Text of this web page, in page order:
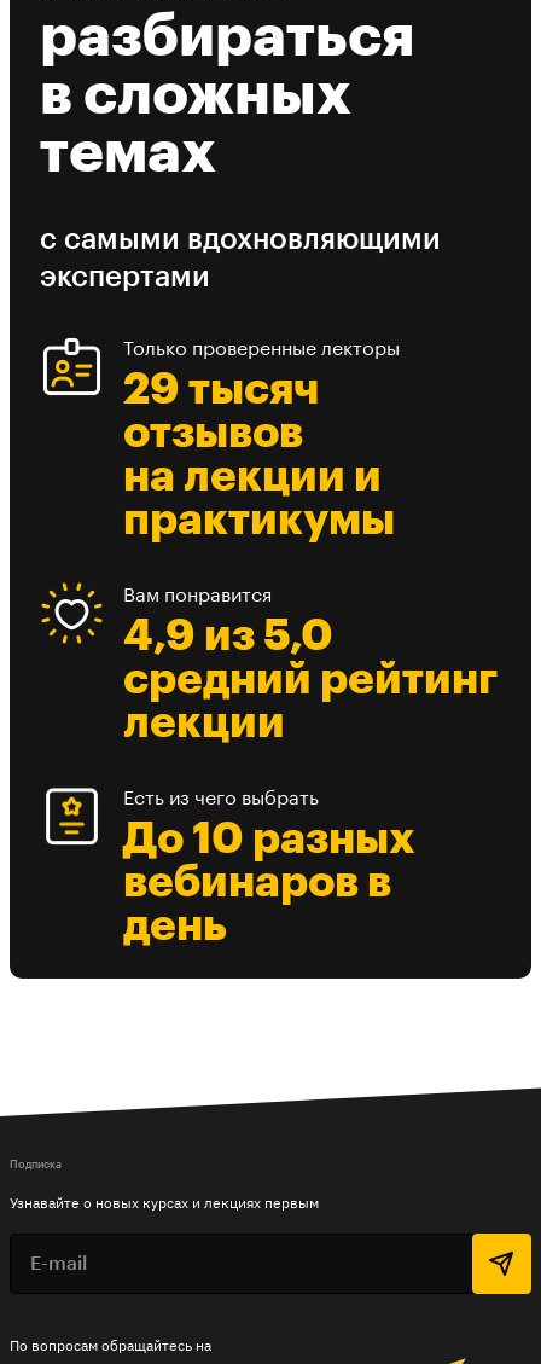
разбираться
в сложных
темах
с самыми вдохновляющими
экспертами
Только проверенные лекторы
29 тысяч
отзывов
на лекции и
практикумы
Вам понравится
4,9 из 5,0
средний рейтинг
лекции
Есть из чего выбрать
До 10 разных
вебинаров в
день
По вопросам обращайтесь на
Подписка
Узнавайте о новых курсах и лекциях первым